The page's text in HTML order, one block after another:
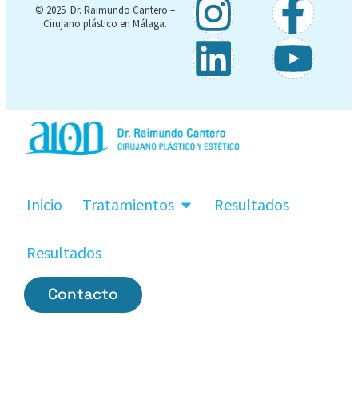
© 2025 Dr. Raimundo Cantero –
Cirujano plástico en Málaga.
Inicio Tratamientos Resultados
Resultados
Contacto